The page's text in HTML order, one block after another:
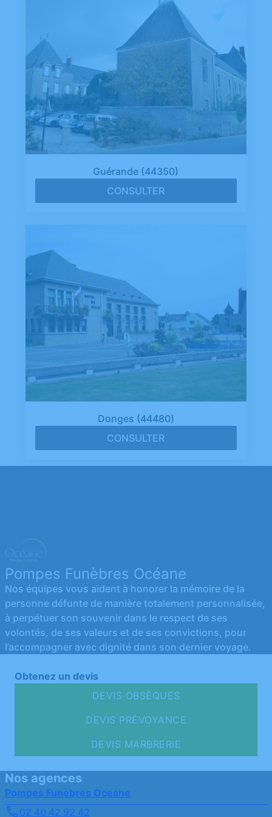
Guérande (44350)
CONSULTER
Donges (44480)
CONSULTER
Pompes Funèbres Océane
Nos équipes vous aident à honorer la mémoire de la
personne défunte de manière totalement personnalisée,
à perpétuer son souvenir dans le respect de ses
volontés, de ses valeurs et de ses convictions, pour
l’accompagner avec dignité dans son dernier voyage.
Obtenez un devis
DEVIS OBSÈQUES
DEVIS PRÉVOYANCE
DEVIS MARBRERIE
Nos agences
Pompes Funèbres Oceane
02 40 42 92 42